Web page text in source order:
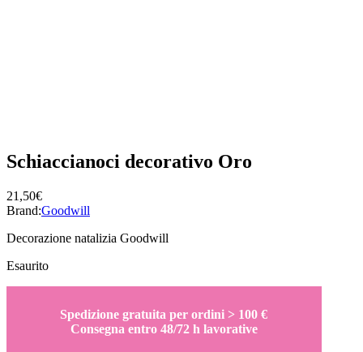
Schiaccianoci decorativo Oro
21,50€
Brand:Goodwill
Decorazione natalizia Goodwill
Esaurito
Spedizione gratuita per ordini > 100 €
Consegna entro 48/72 h lavorative